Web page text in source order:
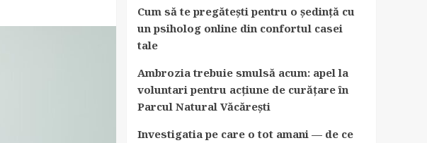
Cum să te pregătești pentru o ședință cu
un psiholog online din confortul casei
tale
Ambrozia trebuie smulsă acum: apel la
voluntari pentru acțiune de curățare în
Parcul Natural Văcărești
Investigatia pe care o tot amani — de ce